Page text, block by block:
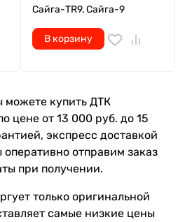
Сайга-TR9, Сайга-9
В корзину
купить ДТК
цене от 13 000 руб. до 15
экспресс доставкой
отправим заказ
при получении.
только оригинальной
самые низкие цены